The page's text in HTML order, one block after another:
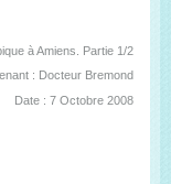
à Amiens. Partie 1/2
: Docteur Bremond
Date : 7 Octobre 2008